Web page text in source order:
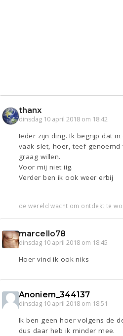
thanx
dinsdag 10 april 2018 om 18:42
Ieder zijn ding. Ik begrijp dat
vaak slet, hoer, teef genoemd
graag willen.
Voor mij niet iig.
Verder ben ik ook weer erbij
de wereld wacht om ontdekt te
marcello78
dinsdag 10 april 2018 om 18:45
Hoer vind ik ook niks
Anoniem_344137
dinsdag 10 april 2018 om 18:51
Ik ben geen hoer volgens de
dus daar heb ik minder mee.